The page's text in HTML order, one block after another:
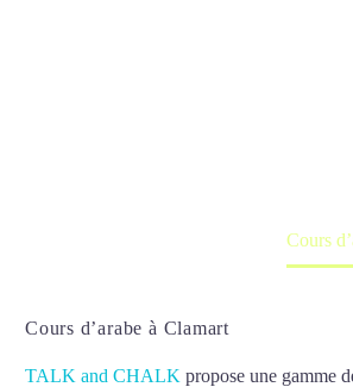
Cours
Cours d’arabe à Clamart
TALK and CHALK propose une gamme